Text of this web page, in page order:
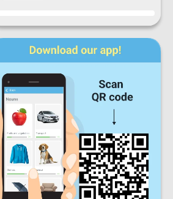
Напредок
Пон Сре Чет
Саб Нед
Дневен напредок
Месечен напредок